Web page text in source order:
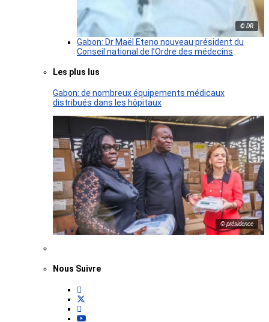
© DR
Gabon: Dr Maël Eteno nouveau président du
Conseil national de l’Ordre des médecins
Les plus lus
Gabon: de nombreux équipements médicaux
distribués dans les hôpitaux
© présidence
Nous Suivre